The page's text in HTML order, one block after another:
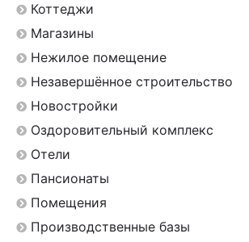
Коттеджи
Магазины
Нежилое помещение
Незавершённое строительство
Новостройки
Оздоровительный комплекс
Отели
Пансионаты
Помещения
Производственные базы